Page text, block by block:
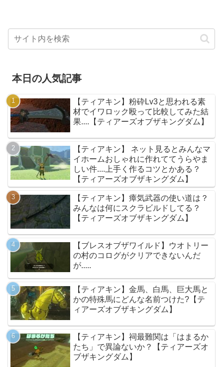
本日の人気記事
【ティアキン】粉砕Lv3と思われる素
材でイワロック殴って比較してみた結
果....【ティアーズオブザキングダム】
【ティアキン】 ネット見るとみんなマ
イホームおしゃれに作れててうらやま
しい件....上手く作るコツとかある？
【ティアーズオブザキングダム】
【ティアキン】瘴気武器の使い道は？
みんなは何にスクラビルドしてる？
【ティアーズオブザキングダム】
【ブレスオブザワイルド】ウオトリー
の村のコログがクリアできないんだ
が.....
【ティアキン】金馬、白馬、巨大馬と
かの特殊馬にどんな名前つけた?【テ
ィアーズオブザキングダム】
【ティアキン】祠最難関は「はまるか
たち」で異論ないか？【ティアーズオ
ブザキングダム】